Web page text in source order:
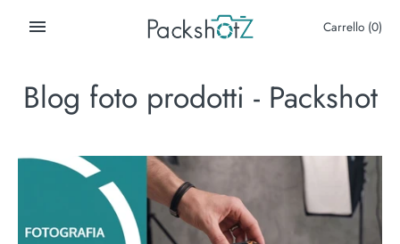
Carrello (0)
Blog foto prodotti - Packshot